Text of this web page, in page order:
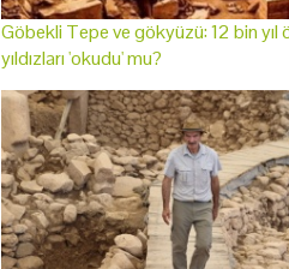
Göbekli Tepe ve gökyüzü: 12 bin yıl
yıldızları 'okudu' mu?